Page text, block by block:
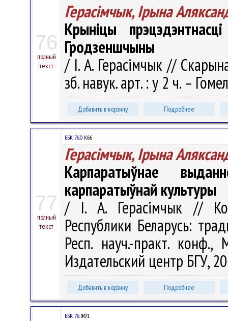
76
полный
текст
Герасімчык, Ірына
Крыніцы
Гродзеншчыны
/ І. А. Герасімчык //
зб. навук. арт. : у 2 ч. –
Добавить в корзину Подробнее
77
полный
текст
ББК 76.0 К66
Герасімчык, Ірына
Карпаратыўнае
карпаратыўнай культуры
/ І. А. Герасімчык //
Республики Беларусь:
Респ. науч.-практ.
Издательский центр БГУ,
Добавить в корзину Подробнее
ББК 76.Ж91